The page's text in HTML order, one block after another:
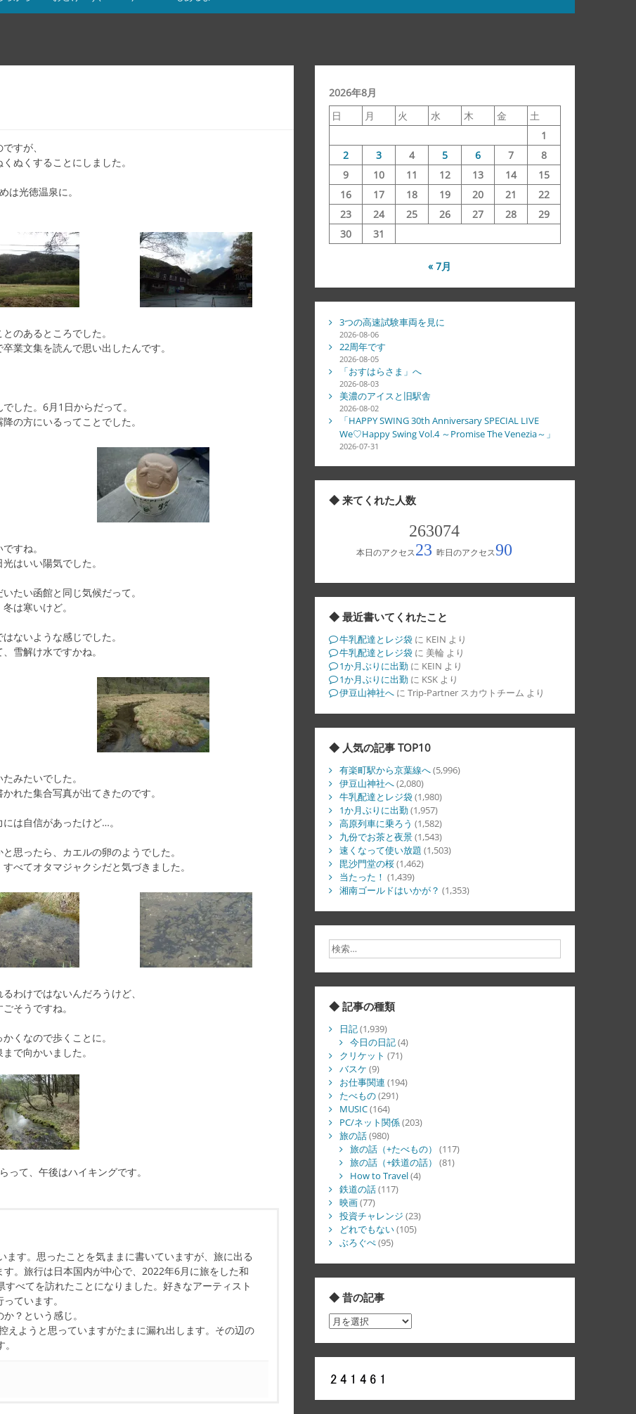
すが、
ぬくすることにしました。
は光徳温泉に。
のあるところでした。
業文集を読んで思い出したんです。
した。6月1日からだって。
の方にいるってことでした。
すね。
はいい陽気でした。
たい函館と同じ気候だって。
は寒いけど。
ないような感じでした。
雪解け水ですかね。
みたいでした。
れた集合写真が出てきたのです。
は自信があったけど…。
思ったら、カエルの卵のようでした。
べてオタマジャクシだと気づきました。
わけではないんだろうけど、
そうですね。
くなので歩くことに。
で向かいました。
て、午後はハイキングです。
ます。思ったことを気ままに書いていますが、旅に出る
す。旅行は日本国内が中心で、2022年6月に旅をした和
べてを訪れたことになりました。好きなアーティスト
ています。
？という感じ。
えようと思っていますがたまに漏れ出します。その辺の
2026年8月
日
月 火 水 木 金
土
1
2
3 4 5 6 7
8
9
10 11 12 13 14
15
16
17 18 19 20 21
22
23
24 25 26 27 28
29
30
31
« 7月
3つの高速試験車両を見に
2026-08-06
22周年です
2026-08-05
「おすはらさま」へ
2026-08-03
美濃のアイスと旧駅舎
2026-08-02
「HAPPY SWING 30th Anniversary SPECIAL LIVE
We♡Happy Swing Vol.4 ～Promise The Venezia～」
2026-07-31
◆ 来てくれた人数
◆ 最近書いてくれたこと
牛乳配達とレジ袋に KEIN より
牛乳配達とレジ袋に 美輪より
1か月ぶりに出勤に KEIN より
1か月ぶりに出勤に KSKより
伊豆山神社へに Trip-Partner スカウトチーム より
◆ 人気の記事 TOP10
有楽町駅から京葉線へ(5,996)
伊豆山神社へ(2,080)
牛乳配達とレジ袋(1,980)
1か月ぶりに出勤(1,957)
高原列車に乗ろう (1,582)
九份でお茶と夜景(1,543)
速くなって使い放題 (1,503)
毘沙門堂の桜(1,462)
当たった！ (1,439)
湘南ゴールドはいかが？ (1,353)
◆ 記事の種類
日記(1,939)
今日の日記(4)
クリケット (71)
バスケ (9)
お仕事関連 (194)
たべもの(291)
MUSIC(164)
PC/ネット関係(203)
旅の話(980)
旅の話（+たべもの）
(117)
旅の話（+鉄道の話）
(81)
How to Travel(4)
鉄道の話(117)
映画(77)
投資チャレンジ (23)
どれでもない(105)
ぶろぐぺ(95)
◆ 昔の記事
◆
昔
の
記
事